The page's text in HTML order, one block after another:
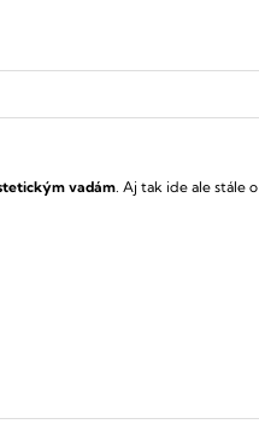
vadám Aj tak ide ale stále o